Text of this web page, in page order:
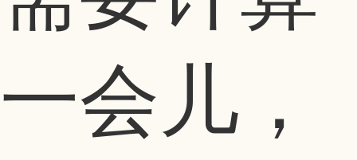
一会儿，